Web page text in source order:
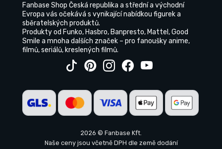
Fanbase Shop Česká republika a střední a východní
Evropa vás očekává s vynikající nabídkou figurek a
sběratelských produktů.
Produkty od Funko, Hasbro, Banpresto, Mattel, Good
Smile a mnoha dalších značek – pro fanoušky anime,
filmů, seriálů, kreslených filmů.
2026 © Fanbase Kft.
Naše ceny jsou včetně DPH dle země dodání